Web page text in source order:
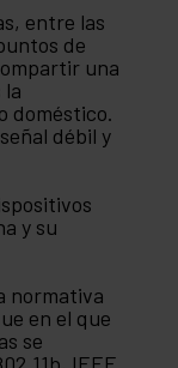
entre las
de
una
la
doméstico.
débil y
y su
normativa
en el que
se